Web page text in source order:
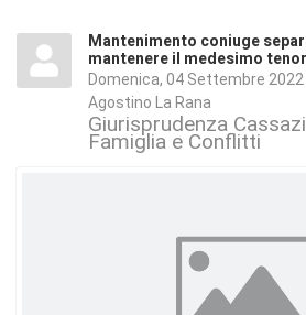
Mantenimento coniuge
mantenere il medesimo
Domenica, 04 Settembre 2022
Agostino La Rana
Giurisprudenza
Famiglia e Conflitti